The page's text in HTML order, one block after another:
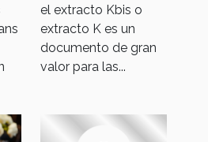
el extracto Kbis o
extracto K es un
documento de gran
valor para las...